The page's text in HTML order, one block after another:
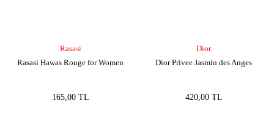
Rasasi
Rasasi Hawas Rouge for Women
165,00 TL
Dior
Dior Privee Jasmin des Anges
420,00 TL